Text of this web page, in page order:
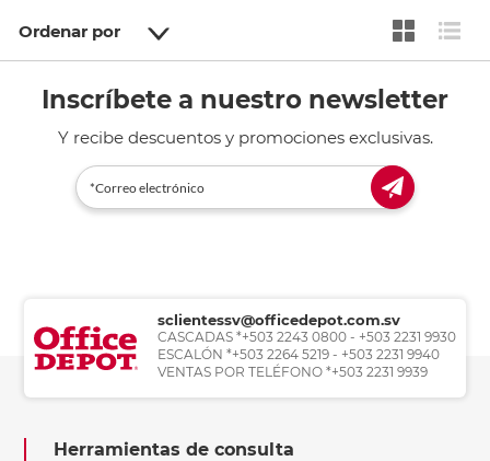
Ordenar por
Inscríbete a nuestro newsletter
Y recibe descuentos y promociones exclusivas.
sclientessv@officedepot.com.sv
CASCADAS *+503 2243 0800 - +503 2231 9930
ESCALÓN *+503 2264 5219 - +503 2231 9940
VENTAS POR TELÉFONO *+503 2231 9939
Herramientas de consulta